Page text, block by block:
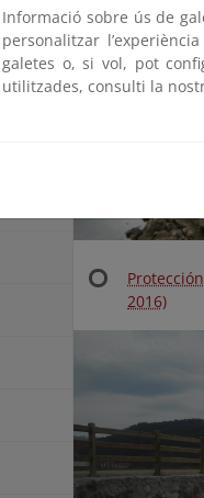
2016)
Informació sobre ús de
personalitzar
galetes o, si vol, pot
utilitzades, consulti la